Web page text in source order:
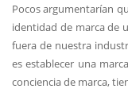
Pocos argumentarían
identidad de marca de
fuera de nuestra
es establecer una
conciencia de marca,